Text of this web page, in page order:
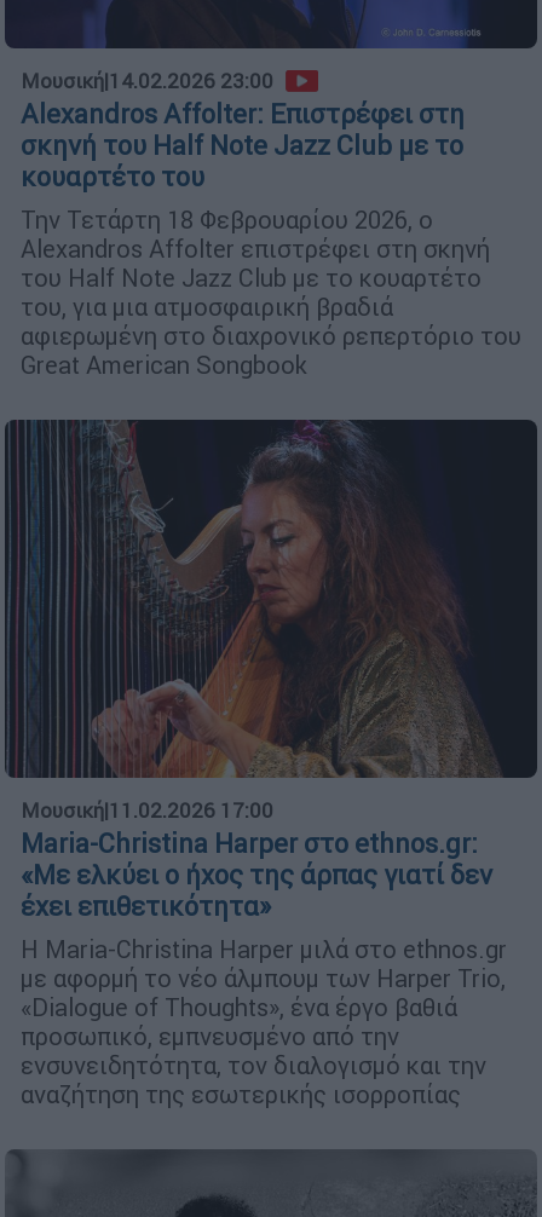
Μουσική|14.02.2026 23:00
Alexandros Affolter: Επιστρέφει στη
σκηνή του Half Note Jazz Club με το
κουαρτέτο του
Την Τετάρτη 18 Φεβρουαρίου 2026, ο
Alexandros Affolter επιστρέφει στη σκηνή
του Half Note Jazz Club με το κουαρτέτο
του, για μια ατμοσφαιρική βραδιά
αφιερωμένη στο διαχρονικό ρεπερτόριο του
Great American Songbook
Μουσική|11.02.2026 17:00
Maria-Christina Harper στο ethnos.gr:
«Με ελκύει ο ήχος της άρπας γιατί δεν
έχει επιθετικότητα»
Η Maria-Christina Harper μιλά στο ethnos.gr
με αφορμή το νέο άλμπουμ των Harper Trio,
«Dialogue of Thoughts», ένα έργο βαθιά
προσωπικό, εμπνευσμένο από την
ενσυνειδητότητα, τον διαλογισμό και την
αναζήτηση της εσωτερικής ισορροπίας